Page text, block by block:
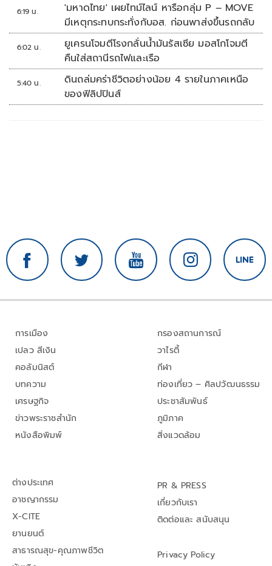
6:19 น.
'มหาดไทย' เผยไทม์ไลน์ หารือกลุ่ม P – MOVE
มีเหตุกระทบกระทั่งกับอส. ก่อนพาส่งขึ้นรถกลับ
6:02 น.
ยูเครนโจมตีโรงกลั่นน้ำมันรัสเซีย มอสโกโจมตี
คืนใส่สถานีรถไฟและเรือ
5:40 น.
ดินถล่มคร่าชีวิตอย่างน้อย 4 รายในภาคเหนือ
ของฟิลิปปินส์
การเมือง
เปลว สีเงิน
คอลัมนิสต์
บทความ
เศรษฐกิจ
ข่าวพระราชสำนัก
หนังสือพิมพ์
กรองสถานการณ์
วาไรตี้
กีฬา
ท่องเที่ยว – ศิลปวัฒนธรรม
ประชาสัมพันธ์
ภูมิภาค
สิ่งแวดล้อม
ต่างประเทศ
อาชญากรรม
X-CITE
ยานยนต์
สาธารณสุข-คุณภาพชีวิต
PR & PRESS
เกี่ยวกับเรา
ติดต่อและ สนับสนุน
Privacy Policy